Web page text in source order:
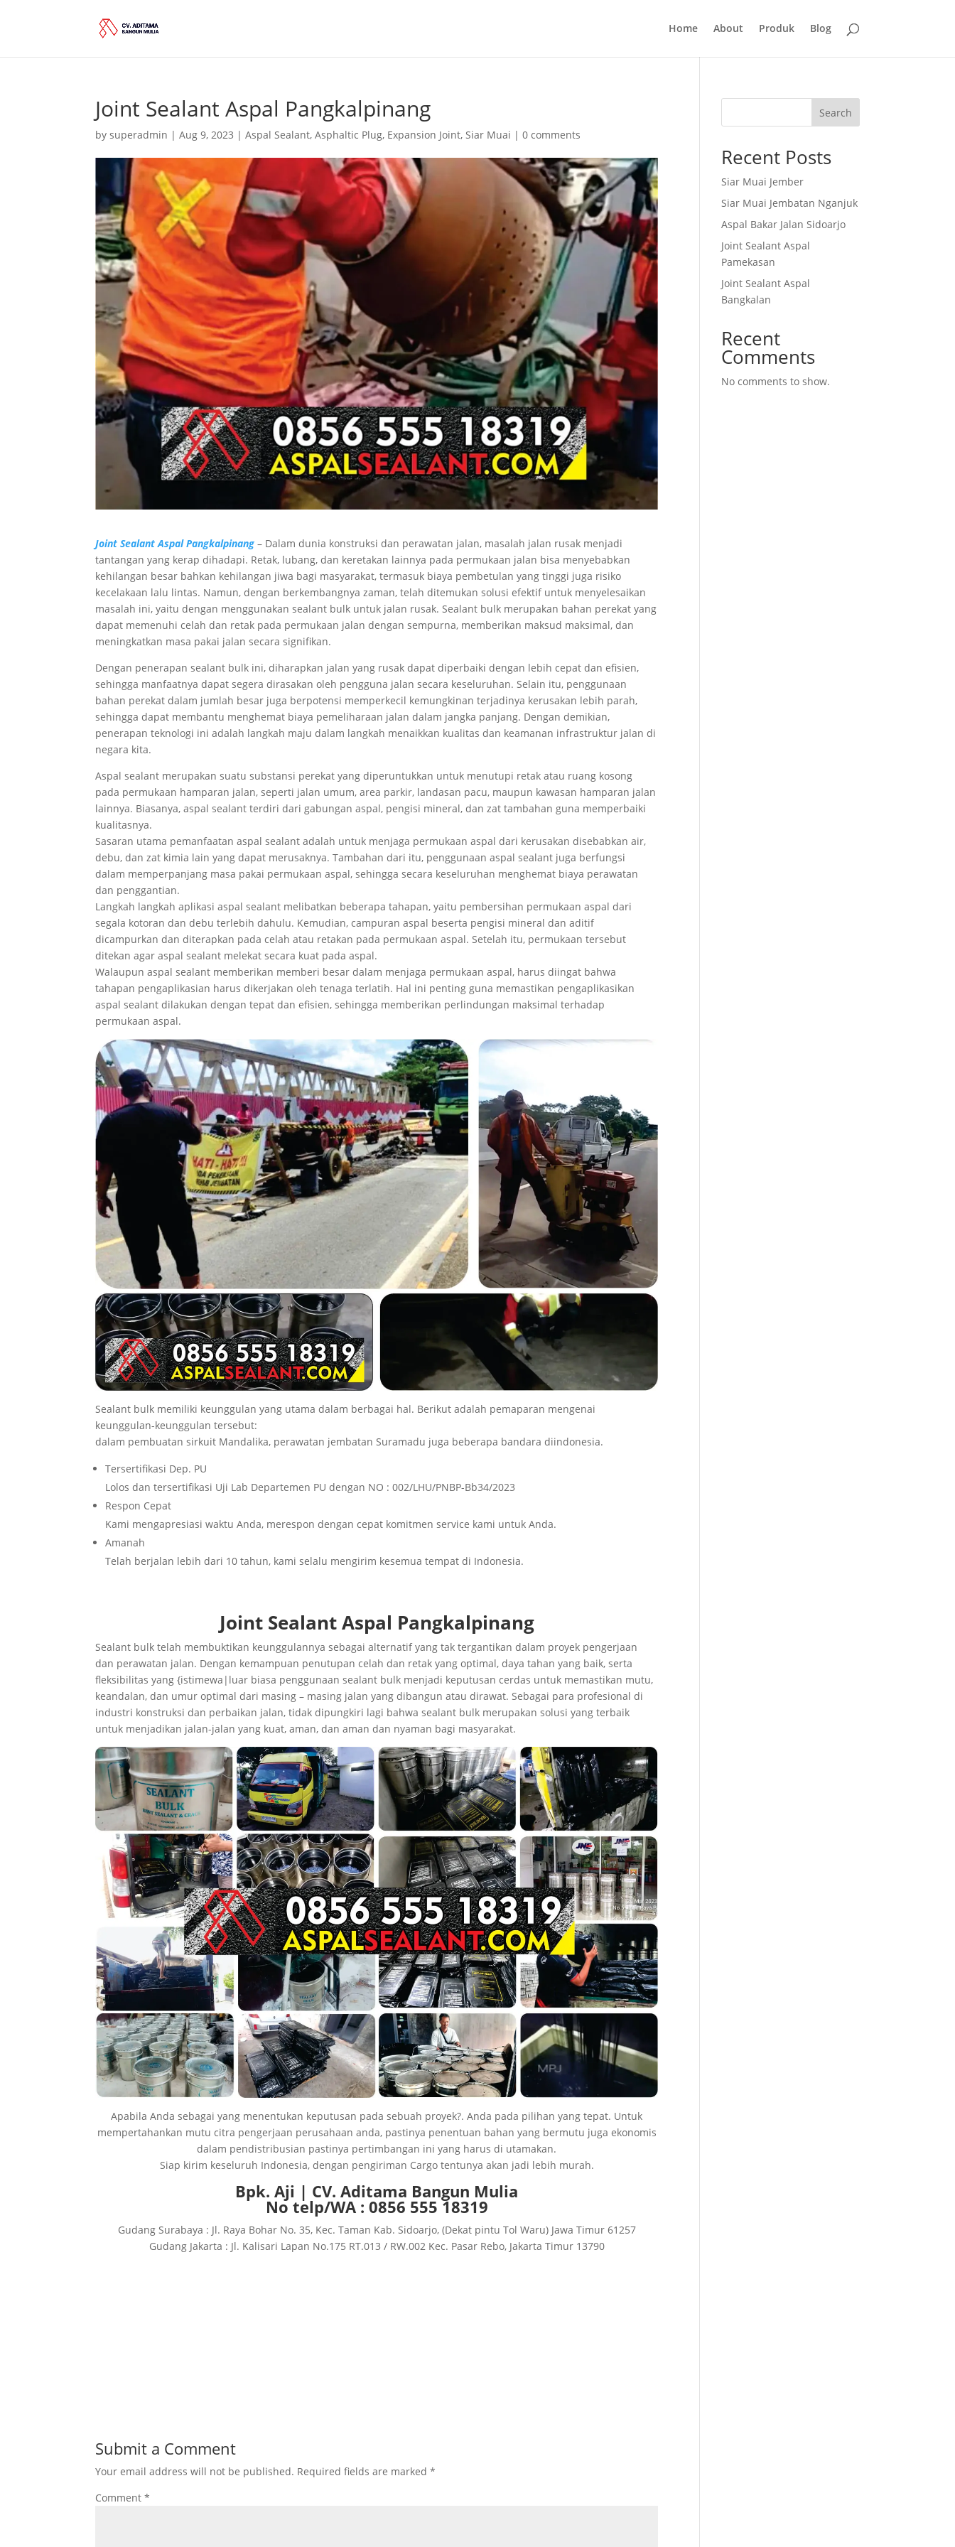
Home About Produk Blog
Joint Sealant Aspal Pangkalpinang
bysuperadmin |Aug 9, 2023 |Aspal Sealant,Asphaltic Plug, Expansion Joint,Siar Muai |0 comments
Joint Sealant Aspal Pangkalpinang – Dalam dunia konstruksi dan perawatan jalan, masalah jalan rusak menjadi
tantangan yang kerap dihadapi. Retak, lubang, dan keretakan lainnya pada permukaan jalan bisa menyebabkan
kehilangan besar bahkan kehilangan jiwa bagi masyarakat, termasuk biaya pembetulan yang tinggi juga risiko
kecelakaan lalu lintas. Namun, dengan berkembangnya zaman, telah ditemukan solusi efektif untuk menyelesaikan
masalah ini, yaitu dengan menggunakan sealant bulk untuk jalan rusak. Sealant bulk merupakan bahan perekat yang
dapat memenuhi celah dan retak pada permukaan jalan dengan sempurna, memberikan maksud maksimal, dan
meningkatkan masa pakai jalan secara signifikan.
Dengan penerapan sealant bulk ini, diharapkan jalan yang rusak dapat diperbaiki dengan lebih cepat dan efisien,
sehingga manfaatnya dapat segera dirasakan oleh pengguna jalan secara keseluruhan. Selain itu, penggunaan
bahan perekat dalam jumlah besar juga berpotensi memperkecil kemungkinan terjadinya kerusakan lebih parah,
sehingga dapat membantu menghemat biaya pemeliharaan jalan dalam jangka panjang. Dengan demikian,
penerapan teknologi ini adalah langkah maju dalam langkah menaikkan kualitas dan keamanan infrastruktur jalan di
negara kita.
Aspal sealant merupakan suatu substansi perekat yang diperuntukkan untuk menutupi retak atau ruang kosong
pada permukaan hamparan jalan, seperti jalan umum, area parkir, landasan pacu, maupun kawasan hamparan jalan
lainnya. Biasanya, aspal sealant terdiri dari gabungan aspal, pengisi mineral, dan zat tambahan guna memperbaiki
kualitasnya.
Sasaran utama pemanfaatan aspal sealant adalah untuk menjaga permukaan aspal dari kerusakan disebabkan air,
debu, dan zat kimia lain yang dapat merusaknya. Tambahan dari itu, penggunaan aspal sealant juga berfungsi
dalam memperpanjang masa pakai permukaan aspal, sehingga secara keseluruhan menghemat biaya perawatan
dan penggantian.
Langkah langkah aplikasi aspal sealant melibatkan beberapa tahapan, yaitu pembersihan permukaan aspal dari
segala kotoran dan debu terlebih dahulu. Kemudian, campuran aspal beserta pengisi mineral dan aditif
dicampurkan dan diterapkan pada celah atau retakan pada permukaan aspal. Setelah itu, permukaan tersebut
ditekan agar aspal sealant melekat secara kuat pada aspal.
Walaupun aspal sealant memberikan memberi besar dalam menjaga permukaan aspal, harus diingat bahwa
tahapan pengaplikasian harus dikerjakan oleh tenaga terlatih. Hal ini penting guna memastikan pengaplikasikan
aspal sealant dilakukan dengan tepat dan efisien, sehingga memberikan perlindungan maksimal terhadap
permukaan aspal.
Sealant bulk memiliki keunggulan yang utama dalam berbagai hal. Berikut adalah pemaparan mengenai
keunggulan-keunggulan tersebut:
dalam pembuatan sirkuit Mandalika, perawatan jembatan Suramadu juga beberapa bandara diindonesia.
Tersertifikasi Dep. PU
Lolos dan tersertifikasi Uji Lab Departemen PU dengan NO : 002/LHU/PNBP-Bb34/2023
Respon Cepat
Kami mengapresiasi waktu Anda, merespon dengan cepat komitmen service kami untuk Anda.
Amanah
Telah berjalan lebih dari 10 tahun, kami selalu mengirim kesemua tempat di Indonesia.
Joint Sealant Aspal Pangkalpinang
Sealant bulk telah membuktikan keunggulannya sebagai alternatif yang tak tergantikan dalam proyek pengerjaan
dan perawatan jalan. Dengan kemampuan penutupan celah dan retak yang optimal, daya tahan yang baik, serta
fleksibilitas yang {istimewa|luar biasa penggunaan sealant bulk menjadi keputusan cerdas untuk memastikan mutu,
keandalan, dan umur optimal dari masing – masing jalan yang dibangun atau dirawat. Sebagai para profesional di
industri konstruksi dan perbaikan jalan, tidak dipungkiri lagi bahwa sealant bulk merupakan solusi yang terbaik
untuk menjadikan jalan-jalan yang kuat, aman, dan aman dan nyaman bagi masyarakat.
Apabila Anda sebagai yang menentukan keputusan pada sebuah proyek?. Anda pada pilihan yang tepat. Untuk
mempertahankan mutu citra pengerjaan perusahaan anda, pastinya penentuan bahan yang bermutu juga ekonomis
dalam pendistribusian pastinya pertimbangan ini yang harus di utamakan.
Siap kirim keseluruh Indonesia, dengan pengiriman Cargo tentunya akan jadi lebih murah.
Bpk. Aji | CV. Aditama Bangun Mulia
No telp/WA : 0856 555 18319
Gudang Surabaya : Jl. Raya Bohar No. 35, Kec. Taman Kab. Sidoarjo, (Dekat pintu Tol Waru) Jawa Timur 61257
Gudang Jakarta : Jl. Kalisari Lapan No.175 RT.013 / RW.002 Kec. Pasar Rebo, Jakarta Timur 13790
Submit a Comment
Your email address will not be published. Required fields are marked*
Comment*
Search
Recent Posts
Siar Muai Jember
Siar Muai Jembatan Nganjuk
Aspal Bakar Jalan Sidoarjo
Joint Sealant Aspal
Pamekasan
Joint Sealant Aspal
Bangkalan
Recent
Comments
No comments to show.